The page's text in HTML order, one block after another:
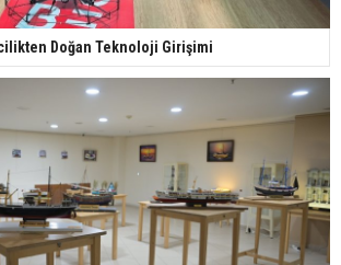
Doğan Teknoloji Girişimi